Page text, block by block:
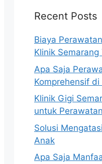
Recent Posts
Biaya
Klinik Semarang
Apa Saja
Komprehensif di
Klinik Gigi
untuk
Solusi
Anak
Apa Saja